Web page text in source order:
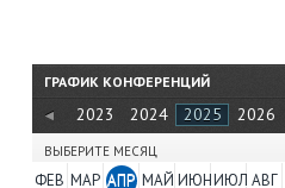
ГРАФИК КОНФЕРЕНЦИЙ
2022 2023 2024 2025 2026
ВЫБЕРИТЕ МЕСЯЦ
ФЕВ МАР АПР МАЙ ИЮНИЮЛ АВГ